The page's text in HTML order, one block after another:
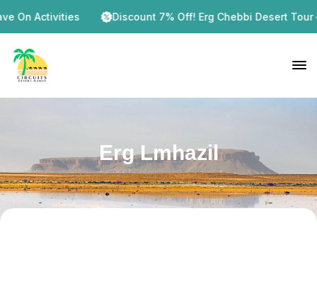
Discount 7% Off! Erg Chebbi Desert Tour – 2
Erg Lmhazil